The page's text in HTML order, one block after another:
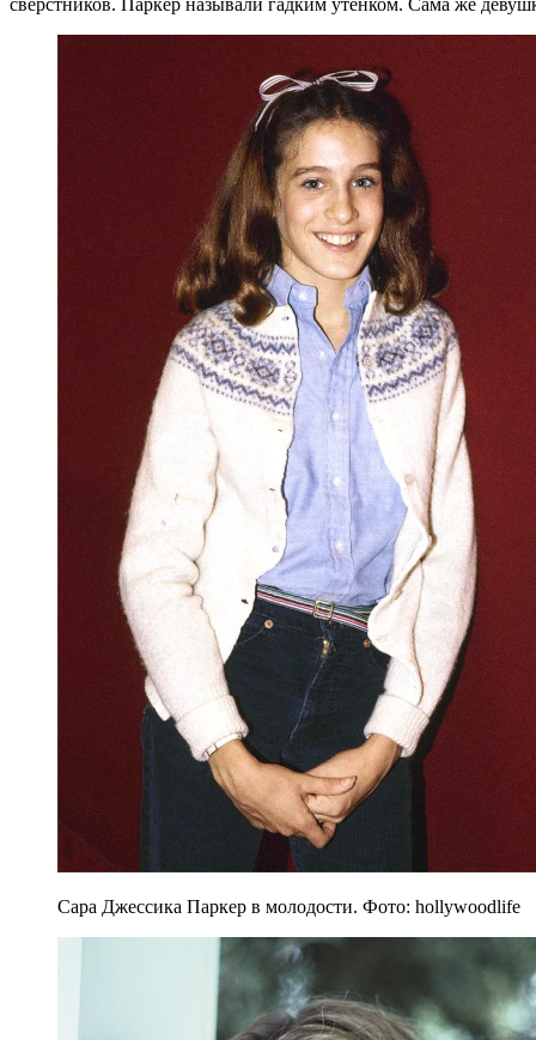
сверстников. Паркер называли гадким утенком. Сама же
Сара Джессика Паркер в молодости. Фото: hollywoodlife